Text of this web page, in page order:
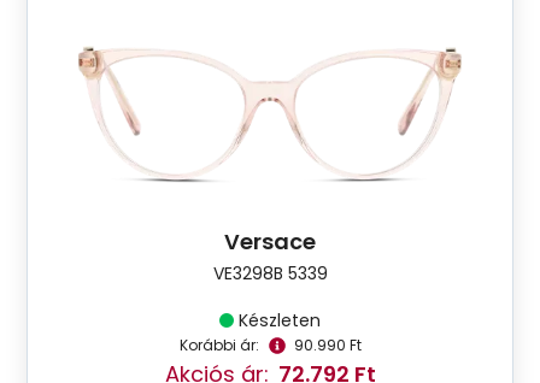
Versace
VE3298B 5339
Készleten
Korábbi ár: 90.990 Ft
Akciós ár: 72.792 Ft